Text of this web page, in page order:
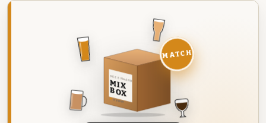
DEZE MAAND
MIX
BOX
8 BIEREN
MATCH